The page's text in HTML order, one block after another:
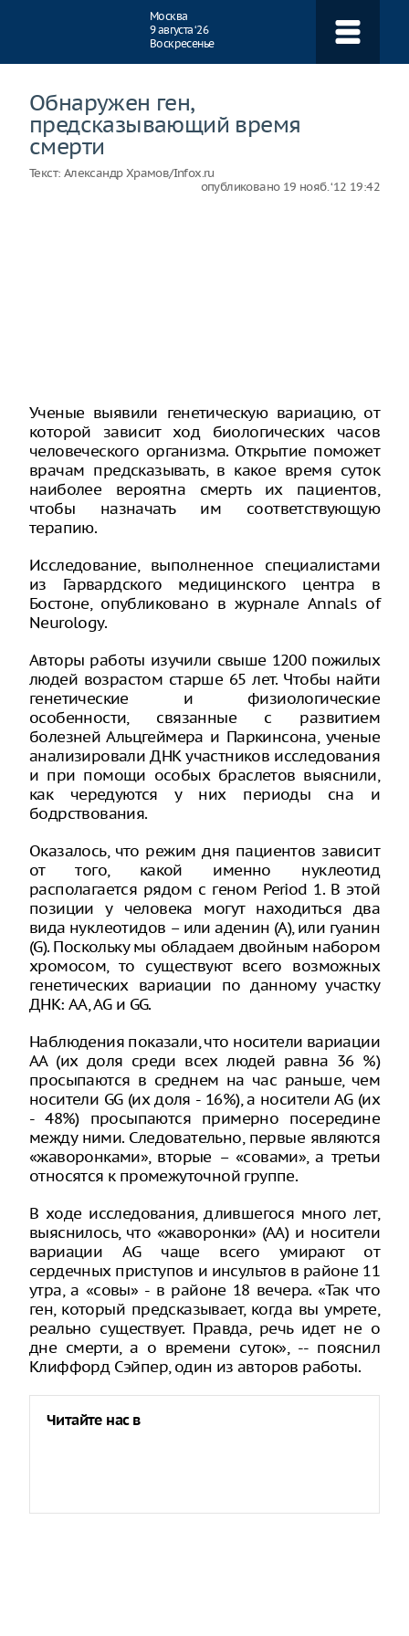
Москва
9 августа ‘26
Воскресенье
Обнаружен ген,
предсказывающий время
смерти
Текст: Александр Храмов/Infox.ru
опубликовано 19 нояб. ‘12 19:42
Ученые выявили генетическую вариацию, от
которой зависит ход биологических часов
человеческого организма. Открытие поможет
врачам предсказывать, в какое время суток
наиболее вероятна смерть их пациентов,
чтобы назначать им соответствующую
терапию.
Исследование, выполненное специалистами
из Гарвардского медицинского центра в
Бостоне, опубликовано в журнале Annals of
Neurology.
Авторы работы изучили свыше 1200 пожилых
людей возрастом старше 65 лет. Чтобы найти
генетические и физиологические
особенности, связанные с развитием
болезней Альцгеймера и Паркинсона, ученые
анализировали ДНК участников исследования
и при помощи особых браслетов выяснили,
как чередуются у них периоды сна и
бодрствования.
Оказалось, что режим дня пациентов зависит
от того, какой именно нуклеотид
располагается рядом с геном Period 1. В этой
позиции у человека могут находиться два
вида нуклеотидов – или аденин (А), или гуанин
(G). Поскольку мы обладаем двойным набором
хромосом, то существуют всего возможных
генетических вариации по данному участку
ДНК: AA, AG и GG.
Наблюдения показали, что носители вариации
AA (их доля среди всех людей равна 36 %)
просыпаются в среднем на час раньше, чем
носители GG (их доля - 16%), а носители АG (их
- 48%) просыпаются примерно посередине
между ними. Следовательно, первые являются
«жаворонками», вторые – «совами», а третьи
относятся к промежуточной группе.
В ходе исследования, длившегося много лет,
выяснилось, что «жаворонки» (АА) и носители
вариации AG чаще всего умирают от
сердечных приступов и инсультов в районе 11
утра, а «совы» - в районе 18 вечера. «Так что
ген, который предсказывает, когда вы умрете,
реально существует. Правда, речь идет не о
дне смерти, а о времени суток», -- пояснил
Клиффорд Сэйпер, один из авторов работы.
Читайте нас в